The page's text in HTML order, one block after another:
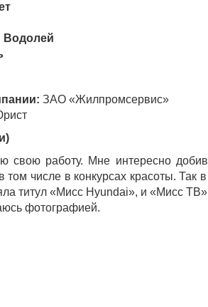
Водолей
ЗАО «Жилпромсервис»
свою работу. Мне интересно
том числе в конкурсах красоты.
титул «Мисс Hyundai», и «Мисс
фотографией.